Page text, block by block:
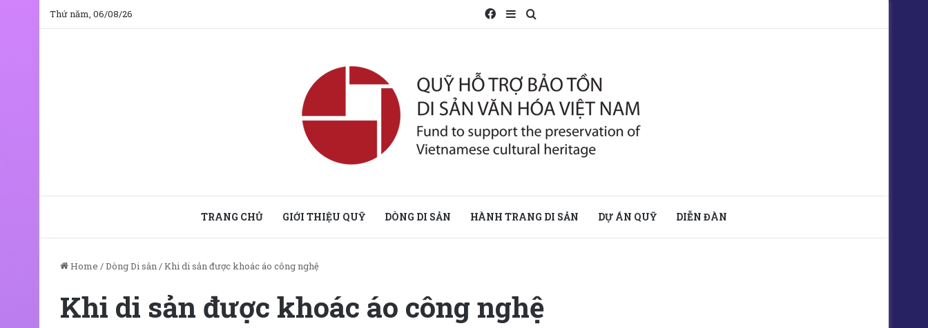
Thứ năm, 06/08/26 Facebook
Sidebar
TRANG CHỦ GIỚI THIỆU QUỸ DÒNG DI SẢN HÀNH TRANG DI SẢN DỰ ÁN QUỸ DIỄN ĐÀN
Home /Dòng Di sản/Khi di sản được khoác áo công nghệ
Khi di sản được khoác áo công nghệ